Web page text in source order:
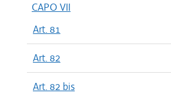
CAPO VII
Art. 81
Art. 82
Art. 82 bis